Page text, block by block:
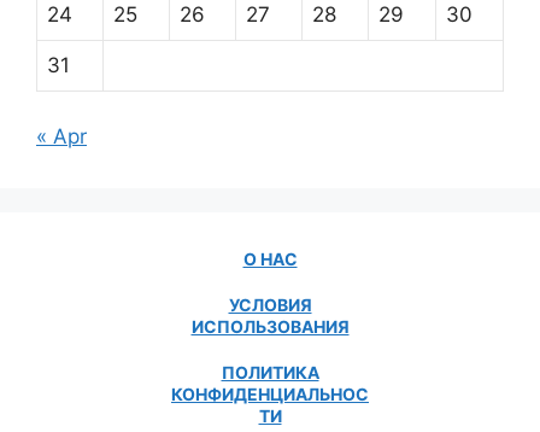
24 25 26 27 28 29 30
31
« Apr
О НАС
УСЛОВИЯ
ИСПОЛЬЗОВАНИЯ
ПОЛИТИКА
КОНФИДЕНЦИАЛЬНОС
ТИ